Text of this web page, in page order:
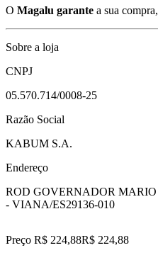
O Magalu garante a sua
Sobre a loja
CNPJ
05.570.714/0008-25
Razão Social
KABUM S.A.
Endereço
ROD GOVERNADOR MARIO
- VIANA/ES29136-010
Preço R$ 224,88R$ 224,88